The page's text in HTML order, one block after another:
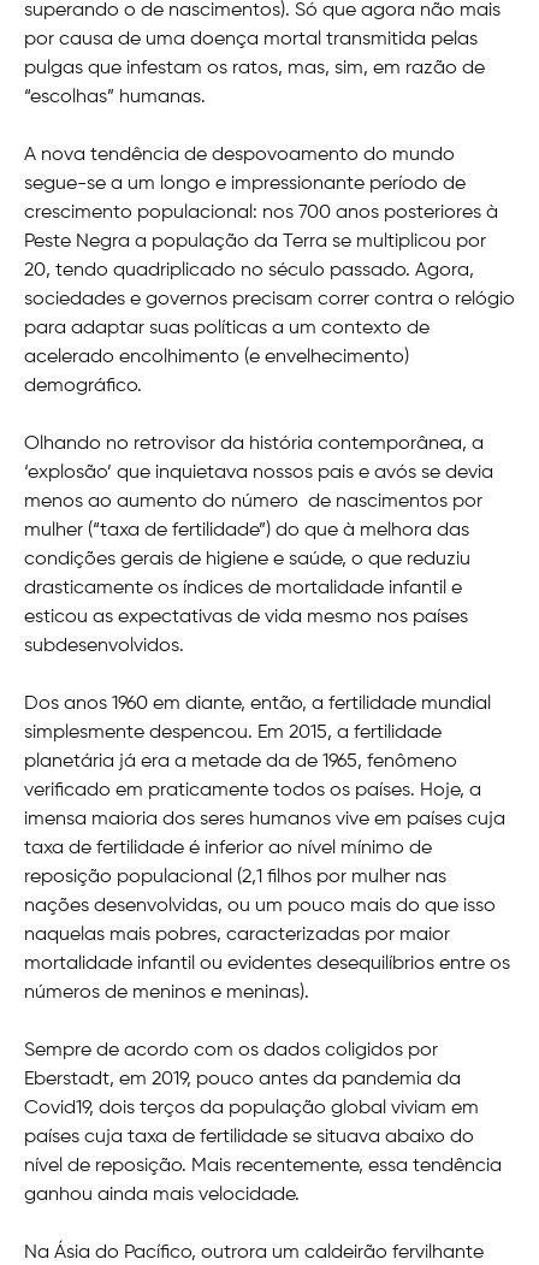
superando o de nascimentos). Só que agora não mais
por causa de uma doença mortal transmitida pelas
pulgas que infestam os ratos, mas, sim, em razão de
“escolhas” humanas.
A nova tendência de despovoamento do mundo
segue-se a um longo e impressionante período de
crescimento populacional: nos 700 anos posteriores à
Peste Negra a população da Terra se multiplicou por
20, tendo quadriplicado no século passado. Agora,
sociedades e governos precisam correr contra o relógio
para adaptar suas políticas a um contexto de
acelerado encolhimento (e envelhecimento)
demográfico.
Olhando no retrovisor da história contemporânea, a
‘explosão’ que inquietava nossos pais e avós se devia
menos ao aumento do número de nascimentos por
mulher (“taxa de fertilidade”) do que à melhora das
condições gerais de higiene e saúde, o que reduziu
drasticamente os índices de mortalidade infantil e
esticou as expectativas de vida mesmo nos países
subdesenvolvidos.
Dos anos 1960 em diante, então, a fertilidade mundial
simplesmente despencou. Em 2015, a fertilidade
planetária já era a metade da de 1965, fenômeno
verificado em praticamente todos os países. Hoje, a
imensa maioria dos seres humanos vive em países cuja
taxa de fertilidade é inferior ao nível mínimo de
reposição populacional (2,1 filhos por mulher nas
nações desenvolvidas, ou um pouco mais do que isso
naquelas mais pobres, caracterizadas por maior
mortalidade infantil ou evidentes desequilíbrios entre os
números de meninos e meninas).
Sempre de acordo com os dados coligidos por
Eberstadt, em 2019, pouco antes da pandemia da
Covid19, dois terços da população global viviam em
países cuja taxa de fertilidade se situava abaixo do
nível de reposição. Mais recentemente, essa tendência
ganhou ainda mais velocidade.
Na Ásia do Pacífico, outrora um caldeirão fervilhante